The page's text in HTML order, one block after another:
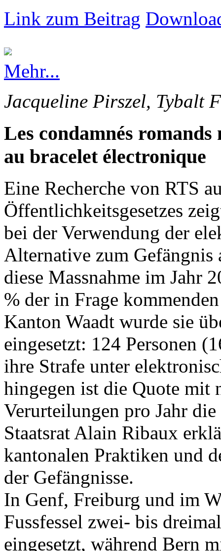
Link zum Beitrag
Mehr...
Jacqueline Pirszel, Tybalt
Les condamnés romands
au bracelet électronique
Eine Recherche von RTS
Öffentlichkeitsgesetzes
bei der Verwendung der
Alternative zum Gefängnis
diese Massnahme im Jahr
% der in Frage
Kanton Waadt wurde sie
eingesetzt: 124 Personen
ihre Strafe unter
hingegen ist die Quote mit
Verurteilungen pro Jahr
Staatsrat Alain Ribaux
kantonalen Praktiken und
der Gefängnisse.
In Genf, Freiburg und im
Fussfessel zwei- bis
eingesetzt, während Bern